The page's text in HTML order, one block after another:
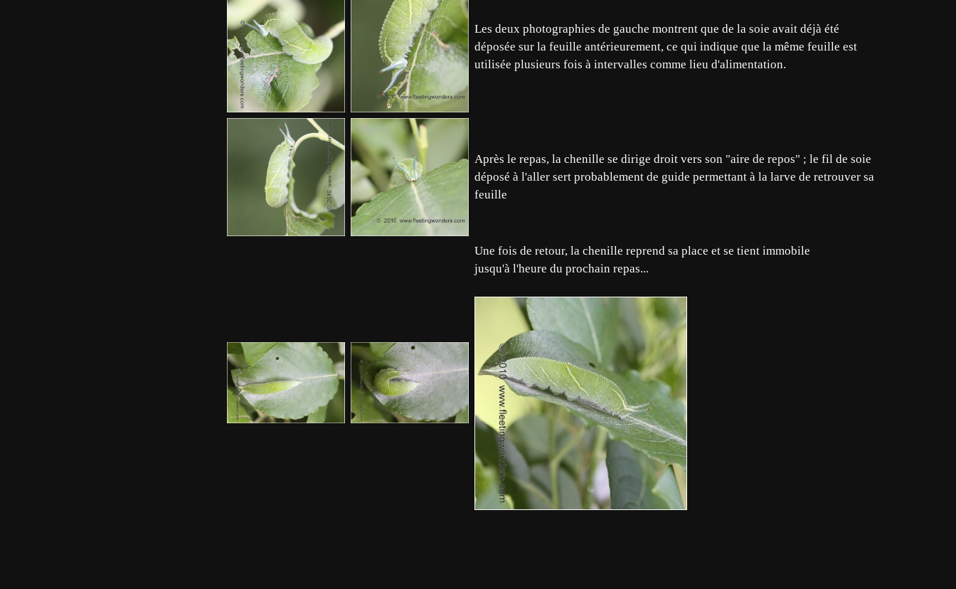
Les deux photographies de gauche montrent que de la soie avait déjà été
déposée sur la feuille antérieurement, ce qui indique que la même feuille est
utilisée plusieurs fois à intervalles comme lieu d'alimentation.
Après le repas, la chenille se dirige droit vers son "aire de repos" ; le fil de soie
déposé à l'aller sert probablement de guide permettant à la larve de retrouver sa
feuille
Une fois de retour, la chenille reprend sa place et se tient immobile
jusqu'à l'heure du prochain repas...